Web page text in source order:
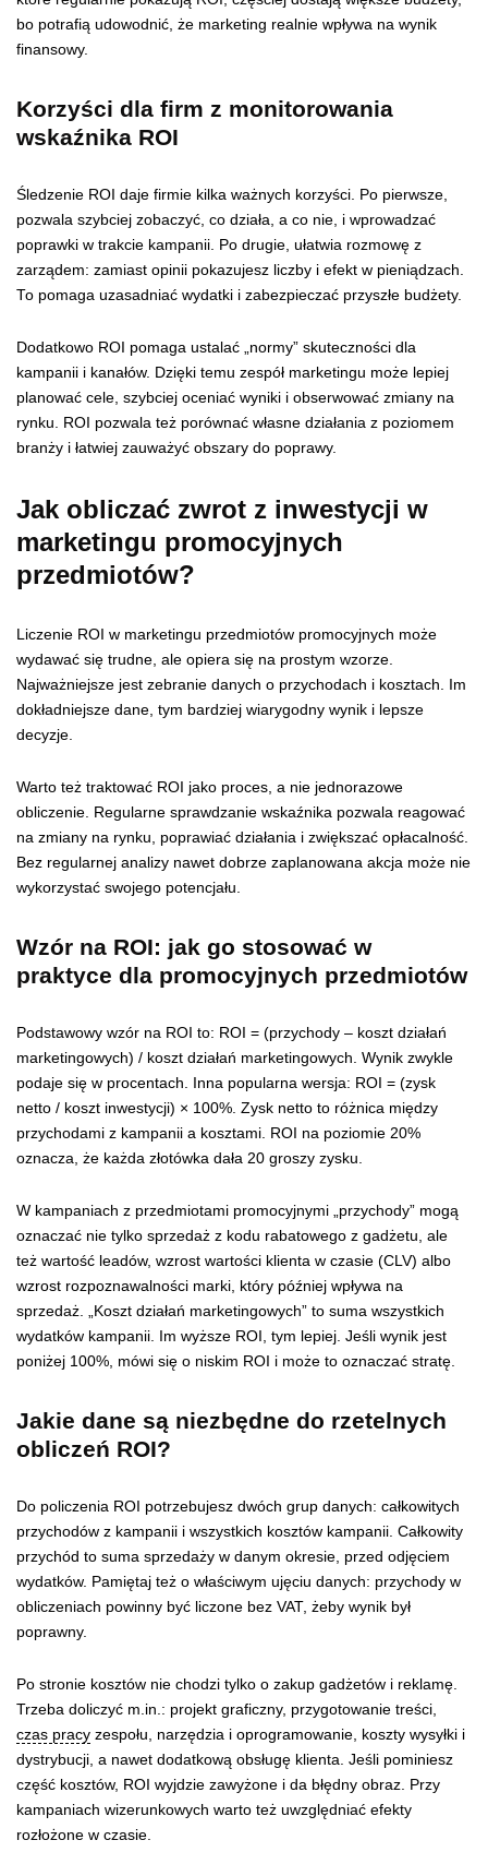
bo potrafią udowodnić, że marketing realnie wpływa na wynik
finansowy.
Korzyści dla firm z monitorowania
wskaźnika ROI
Śledzenie ROI daje firmie kilka ważnych korzyści. Po pierwsze,
pozwala szybciej zobaczyć, co działa, a co nie, i wprowadzać
poprawki w trakcie kampanii. Po drugie, ułatwia rozmowę z
zarządem: zamiast opinii pokazujesz liczby i efekt w pieniądzach.
To pomaga uzasadniać wydatki i zabezpieczać przyszłe budżety.
Dodatkowo ROI pomaga ustalać „normy” skuteczności dla
kampanii i kanałów. Dzięki temu zespół marketingu może lepiej
planować cele, szybciej oceniać wyniki i obserwować zmiany na
rynku. ROI pozwala też porównać własne działania z poziomem
branży i łatwiej zauważyć obszary do poprawy.
Jak obliczać zwrot z inwestycji w
marketingu promocyjnych
przedmiotów?
Liczenie ROI w marketingu przedmiotów promocyjnych może
wydawać się trudne, ale opiera się na prostym wzorze.
Najważniejsze jest zebranie danych o przychodach i kosztach. Im
dokładniejsze dane, tym bardziej wiarygodny wynik i lepsze
decyzje.
Warto też traktować ROI jako proces, a nie jednorazowe
obliczenie. Regularne sprawdzanie wskaźnika pozwala reagować
na zmiany na rynku, poprawiać działania i zwiększać opłacalność.
Bez regularnej analizy nawet dobrze zaplanowana akcja może nie
wykorzystać swojego potencjału.
Wzór na ROI: jak go stosować w
praktyce dla promocyjnych przedmiotów
Podstawowy wzór na ROI to: ROI = (przychody – koszt działań
marketingowych) / koszt działań marketingowych. Wynik zwykle
podaje się w procentach. Inna popularna wersja: ROI = (zysk
netto / koszt inwestycji) × 100%. Zysk netto to różnica między
przychodami z kampanii a kosztami. ROI na poziomie 20%
oznacza, że każda złotówka dała 20 groszy zysku.
W kampaniach z przedmiotami promocyjnymi „przychody” mogą
oznaczać nie tylko sprzedaż z kodu rabatowego z gadżetu, ale
też wartość leadów, wzrost wartości klienta w czasie (CLV) albo
wzrost rozpoznawalności marki, który później wpływa na
sprzedaż. „Koszt działań marketingowych” to suma wszystkich
wydatków kampanii. Im wyższe ROI, tym lepiej. Jeśli wynik jest
poniżej 100%, mówi się o niskim ROI i może to oznaczać stratę.
Jakie dane są niezbędne do rzetelnych
obliczeń ROI?
Do policzenia ROI potrzebujesz dwóch grup danych: całkowitych
przychodów z kampanii i wszystkich kosztów kampanii. Całkowity
przychód to suma sprzedaży w danym okresie, przed odjęciem
wydatków. Pamiętaj też o właściwym ujęciu danych: przychody w
obliczeniach powinny być liczone bez VAT, żeby wynik był
poprawny.
Po stronie kosztów nie chodzi tylko o zakup gadżetów i reklamę.
Trzeba doliczyć m.in.: projekt graficzny, przygotowanie treści,
czas pracy zespołu, narzędzia i oprogramowanie, koszty wysyłki i
dystrybucji, a nawet dodatkową obsługę klienta. Jeśli pominiesz
część kosztów, ROI wyjdzie zawyżone i da błędny obraz. Przy
kampaniach wizerunkowych warto też uwzględniać efekty
rozłożone w czasie.